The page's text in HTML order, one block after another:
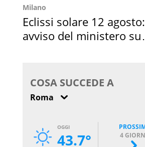
Milano
Eclissi solare 12 agosto:
avviso del ministero su